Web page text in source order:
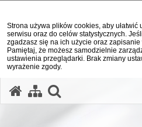
Strona używa plików cookies, aby ułatwić
serwisu oraz do celów statystycznych.
zgadzasz się na ich użycie oraz
Pamiętaj, że możesz samodzielnie
ustawienia przeglądarki. Brak zmiany
wyrażenie zgody.